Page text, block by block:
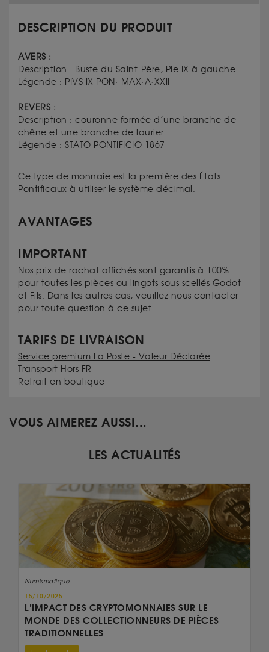
DESCRIPTION DU PRODUIT
AVERS :
Description : Buste du Saint-Père, Pie IX à gauche.
Légende : PIVS IX PON· MAX·A·XXII
REVERS :
Description : couronne formée d’une branche de
chêne et une branche de laurier.
Légende : STATO PONTIFICIO 1867
Ce type de monnaie est la première des États
Pontificaux à utiliser le système décimal.
AVANTAGES
IMPORTANT
Nos prix de rachat affichés sont garantis à 100%
pour toutes les pièces ou lingots sous scellés Godot
et Fils. Dans les autres cas, veuillez nous contacter
pour toute question à ce sujet.
TARIFS DE LIVRAISON
Service premium La Poste - Valeur Déclarée
Transport Hors FR
Retrait en boutique
VOUS AIMEREZ AUSSI...
LES ACTUALITÉS
Numismatique
15/10/2025
L’IMPACT DES CRYPTOMONNAIES SUR LE
MONDE DES COLLECTIONNEURS DE PIÈCES
TRADITIONNELLES